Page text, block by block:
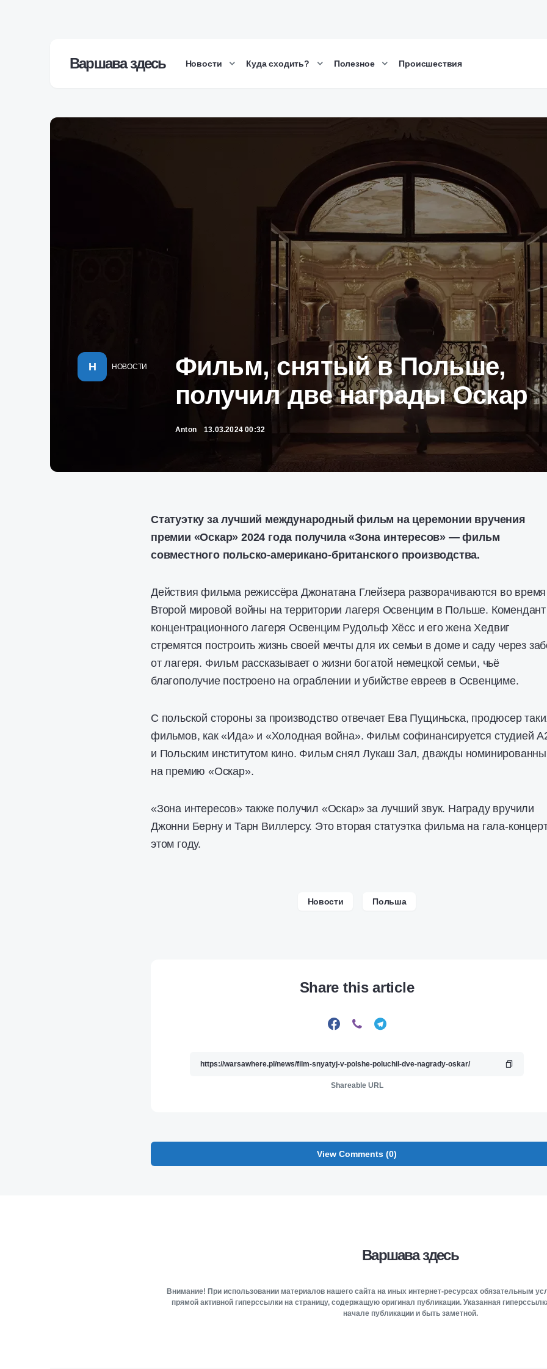
Варшава здесь Новости Куда сходить? Полезное Происшествия
Н НОВОСТИ
Фильм, снятый в Польше,
получил две награды Оскар
Anton 13.03.2024 00:32
Статуэтку за лучший международный фильм на церемонии вручения
премии «Оскар» 2024 года получила «Зона интересов» — фильм
совместного польско-американо-британского производства.
Действия фильма режиссёра Джонатана Глейзера разворачиваются во время
Второй мировой войны на территории лагеря Освенцим в Польше. Комендант
концентрационного лагеря Освенцим Рудольф Хёсс и его жена Хедвиг
стремятся построить жизнь своей мечты для их семьи в доме и саду через
от лагеря. Фильм рассказывает о жизни богатой немецкой семьи, чьё
благополучие построено на ограблении и убийстве евреев в Освенциме.
С польской стороны за производство отвечает Ева Пущиньска, продюсер
фильмов, как «Ида» и «Холодная война». Фильм софинансируется студией
и Польским институтом кино. Фильм снял Лукаш Зал, дважды
на премию «Оскар».
«Зона интересов» также получил «Оскар» за лучший звук. Награду вручили
Джонни Берну и Тарн Виллерсу. Это вторая статуэтка фильма на гала-
этом году.
Новости Польша
Share this article
Shareable URL
View Comments (0)
Варшава здесь
Внимание! При использовании материалов нашего сайта на иных интернет-ресурсах обязательным
прямой активной гиперссылки на страницу, содержащую оригинал публикации. Указанная
начале публикации и быть заметной.